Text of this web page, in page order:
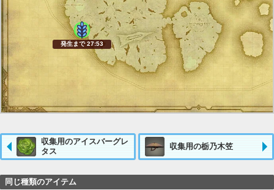
発生まで 27:52
収集用のアイスバーグレ
タス
収集用の栃乃木笠
同じ種類のアイテム